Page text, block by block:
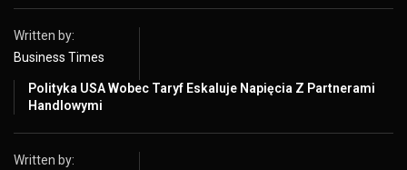
Written by:
Business Times
Polityka USA Wobec Taryf Eskaluje Napięcia Z Partnerami
Handlowymi
Written by: